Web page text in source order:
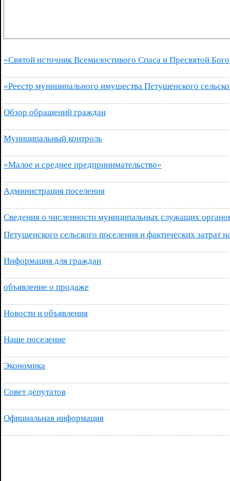
«Святой источник Всемилостивого Спаса и Пресвятой
«Реестр муниципального имущества Петушенского
Обзор обращений граждан
Муниципальный контроль
«Малое и среднее предпринимательство»
Администрация поселения
Сведения о численности муниципальных служащих
Петушенского сельского поселения и фактических затрат
Информация для граждан
объявление о продаже
Новости и объявления
Наше поселение
Экономика
Совет депутатов
Официальная информация